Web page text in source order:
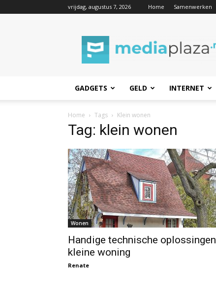
vrijdag, augustus 7, 2026 Home Samenwerken
GADGETS GELD INTERNET
Home Tags Klein wonen
Tag: klein wonen
Wonen
Handige technische oplossingen
kleine woning
Renate